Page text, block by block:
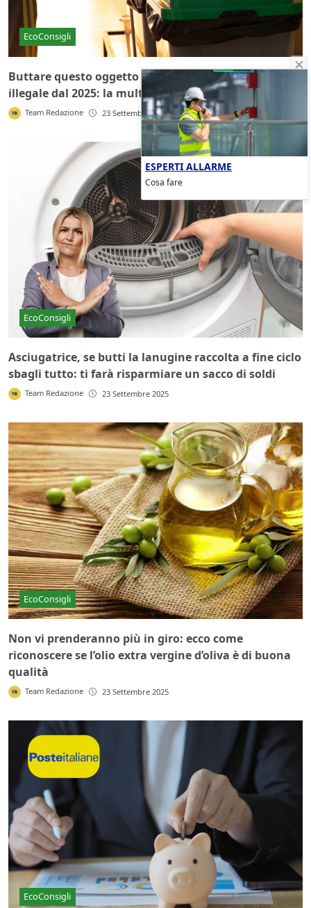
EcoConsigli
Buttare questo oggetto comune nella spazzatura è
illegale dal 2025: la multa è una mazzata
Team Redazione 23 Settembre 2025
EcoConsigli
Asciugatrice, se butti la lanugine raccolta a fine ciclo
sbagli tutto: ti farà risparmiare un sacco di soldi
Team Redazione 23 Settembre 2025
EcoConsigli
Non vi prenderanno più in giro: ecco come
riconoscere se l’olio extra vergine d’oliva è di buona
qualità
Team Redazione 23 Settembre 2025
EcoConsigli
ESPERTI ALLARME
Cosa fare